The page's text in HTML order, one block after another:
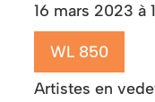
16 mars 2023 à
WL 850
Artistes en